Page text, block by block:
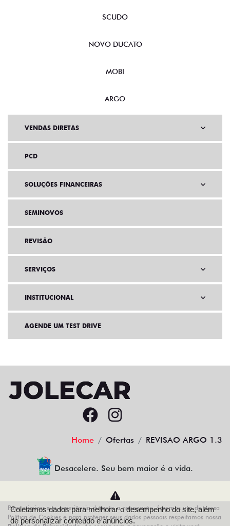
SCUDO
NOVO DUCATO
MOBI
ARGO
VENDAS DIRETAS
PCD
SOLUÇÕES FINANCEIRAS
SEMINOVOS
REVISÃO
SERVIÇOS
INSTITUCIONAL
AGENDE UM TEST DRIVE
Home Ofertas REVISAO ARGO 1.3
Desacelere. Seu bem maior é a vida.
AZZURRA VEICULOS LTDA
Para otimizar sua experiência durante a navegação, fazemos uso de nossa
Política de Cookies e para proteger seus dados pessoais respeitamos nossa
Coletamos dados para melhorar o desempenho do site, além
de personalizar conteúdo e anúncios.